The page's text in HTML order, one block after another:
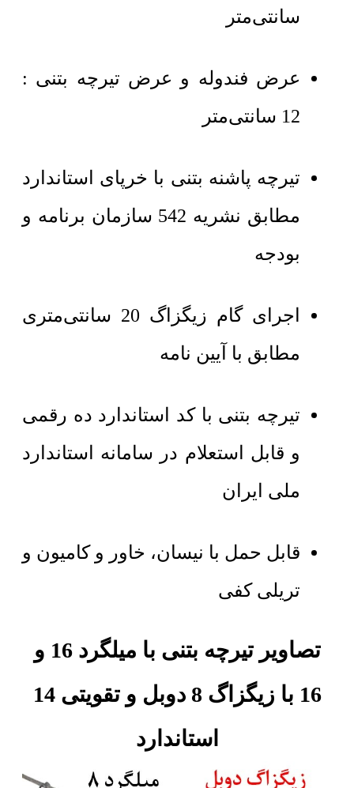
سانتی‌متر
عرض فندوله و عرض تیرچه بتنی :
12 سانتی‌متر
تیرچه پاشنه بتنی با خرپای استاندارد
مطابق نشریه 542 سازمان برنامه و
بودجه
اجرای گام زیگزاگ 20 سانتی‌متری
مطابق با آیین نامه
تیرچه بتنی با کد استاندارد ده رقمی
و قابل استعلام در سامانه استاندارد
ملی ایران
قابل حمل با نیسان، خاور و کامیون و
تریلی کفی
تصاویر تیرچه بتنی با میلگرد 16 و
16 با زیگزاگ 8 دوبل و تقویتی 14
استاندارد